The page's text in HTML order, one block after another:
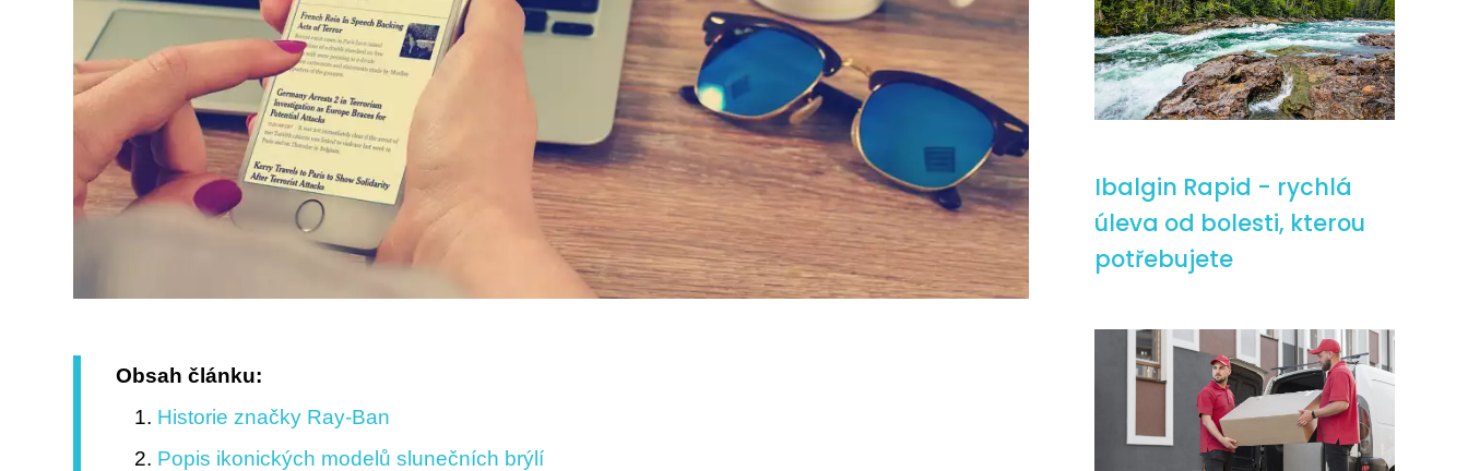
Obsah článku:
Historie značky Ray-Ban
Popis ikonických modelů slunečních brýlí
Ibalgin Rapid - rychlá
úleva od bolesti, kterou
potřebujete